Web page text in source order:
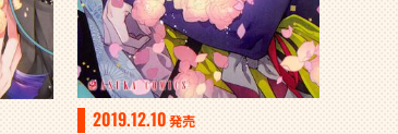
2019.12.10発売